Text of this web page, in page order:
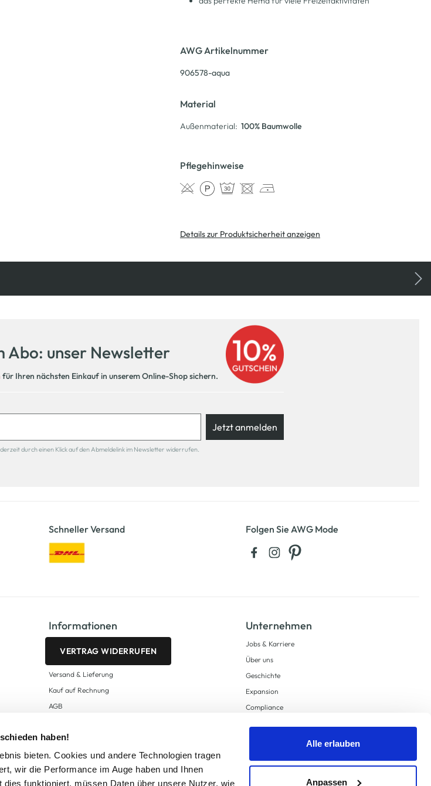
haben!
bieten. Cookies und andere Technologien tragen
wir die Performance im Auge haben und Ihnen
funktioniert, müssen Daten über unsere Nutzer, wie
Alle erlauben
Anpassen
AWG Artikelnummer
906578-aqua
Material
Außenmaterial: 100% Baumwolle
Pflegehinweise
Details zur Produktsicherheit anzeigen
Abo: unser Newsletter
für Ihren nächsten Einkauf in unserem Online-Shop sichern.
Jetzt anmelden
durch einen Klick auf den Abmeldelink im Newsletter widerrufen.
Schneller Versand Folgen Sie AWG Mode
Informationen
VERTRAG WIDERRUFEN
Versand & Lieferung
Kauf auf Rechnung
AGB
Zahlungsarten
Datenschutz
AWG CARD Teilnahmebedingungen
Unternehmen
Jobs & Karriere
Über uns
Geschichte
Expansion
Compliance
Supply Chain Due Diligence